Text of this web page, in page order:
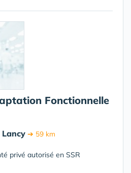
Fonctionnelle
➔ 59 km
privé autorisé en SSR